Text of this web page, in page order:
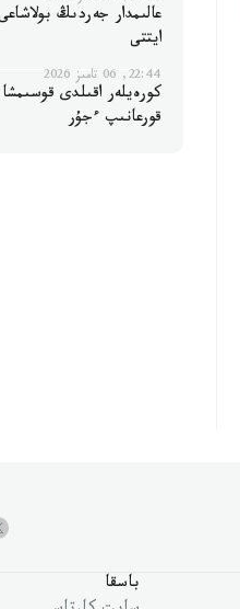
عالىمدار جەردىڭ
ايتتى
22:44, 06 تامىز 2026
كورەيلەر اقىلدى
قورعانىپ ءجۇر
باسقا